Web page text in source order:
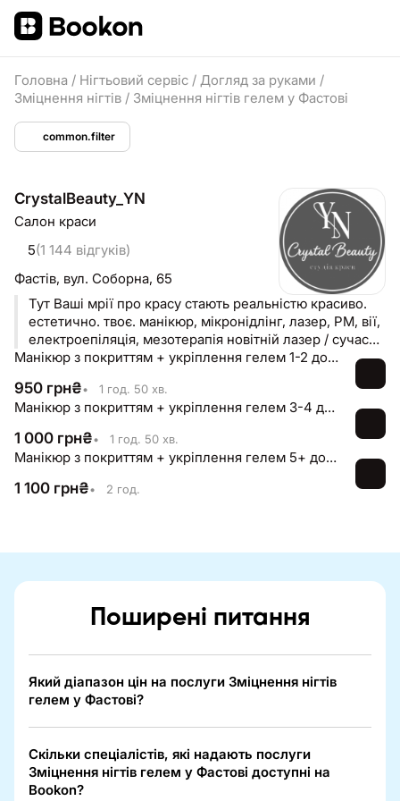
Головна / Нігтьовий сервіс / Догляд за руками /
Зміцнення нігтів / Зміцнення нігтів гелем у Фастові
common.filter
CrystalBeauty_YN
Салон краси
5(1 144 відгуків)
Фастів, вул. Соборна, 65
Тут Ваші мрії про красу стають реальністю красиво.
естетично. твоє. манікюр, мікронідлінг, лазер, PM, вії,
електроепіляція, мезотерапія новітній лазер / сучасні
методики
Манікюр з покриттям + укріплення гелем 1-2 довжина (однотонний)
950 грн₴• 1 год. 50 хв.
Манікюр з покриттям + укріплення гелем 3-4 довжина (однотонний)
1 000 грн₴• 1 год. 50 хв.
Манікюр з покриттям + укріплення гелем 5+ довжина (однотонний)
1 100 грн₴• 2 год.
Поширені питання
Який діапазон цін на послуги Зміцнення нігтів
гелем у Фастові?
Скільки спеціалістів, які надають послуги
Зміцнення нігтів гелем у Фастові доступні на
Bookon?